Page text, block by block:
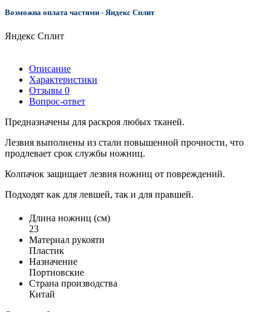
Возможна оплата частями - Яндекс Сплит
Яндекс Сплит
Описание
Характеристики
Отзывы 0
Вопрос-ответ
Предназначены для раскроя любых тканей.
Лезвия выполнены из стали повышенной прочности, что
продлевает срок службы ножниц.
Колпачок защищает лезвия ножниц от повреждений.
Подходят как для левшей, так и для правшей.
Длина ножниц (см)
23
Материал рукояти
Пластик
Назначение
Портновские
Страна производства
Китай